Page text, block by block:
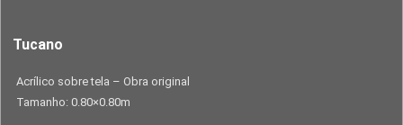
Tucano
Acrílico sobre tela – Obra original
Tamanho: 0.80×0.80m